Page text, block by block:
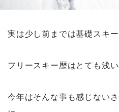
実は少し前までは基礎スキー
フリースキー歴はとても浅
今年はそんな事も感じない